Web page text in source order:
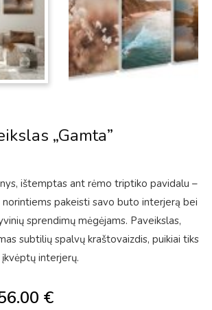
„Gamta”
ištemptas ant rėmo triptiko pavidalu –
norintiems pakeisti savo buto interjerą bei
sprendimų mėgėjams. Paveikslas,
subtilių spalvų kraštovaizdis, puikiai tiks
interjerų.
€